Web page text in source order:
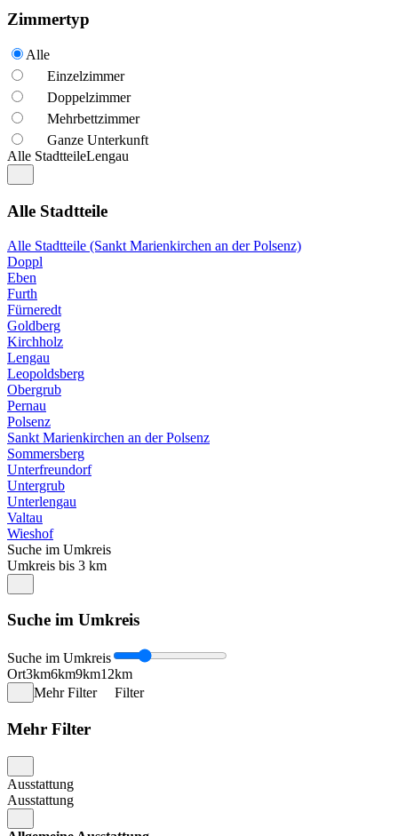
Zimmertyp
Alle
Einzelzimmer
Doppelzimmer
Mehrbettzimmer
Ganze Unterkunft
Alle StadtteileLengau
Alle Stadtteile
Alle Stadtteile (Sankt Marienkirchen an der Polsenz)
Doppl
Eben
Furth
Fürneredt
Goldberg
Kirchholz
Lengau
Leopoldsberg
Obergrub
Pernau
Polsenz
Sankt Marienkirchen an der Polsenz
Sommersberg
Unterfreundorf
Untergrub
Unterlengau
Valtau
Wieshof
Suche im Umkreis
Umkreis bis 3 km
Suche im Umkreis
Suche im Umkreis
Ort3km6km9km12km
Mehr Filter
Filter
Mehr Filter
Ausstattung
Ausstattung